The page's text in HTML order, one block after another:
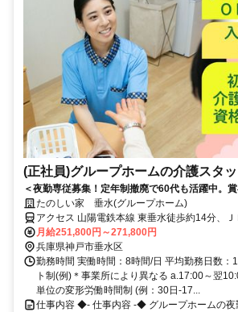
(正社員)グループホームの介護スタ
＜夜勤専従募集！定年制撤廃で60代も活躍中。
少ない日数でしっかり稼げる！＞賞与年2回＆昇
長く安定して働けます。少人数制で寄り添うケア
プホームです◎
たのしい家 垂水(グループホーム)
アクセス 山陽電鉄本線 東垂水徒歩約14分、Ｊ
歩約14分、山陽電鉄本線 山陽垂水西側改札口
「垂水」駅から徒歩約16分
月給251,800円～271,800円
兵庫県神戸市垂水区
勤務時間 実働時間：8時間/日 平均勤務日数：
ト制(例)＊事業所により異なる a.17:00～翌
単位の変形労働時間制 (例：30日-17...
仕事内容 ◆- 仕事内容 -◆ グループホームの夜